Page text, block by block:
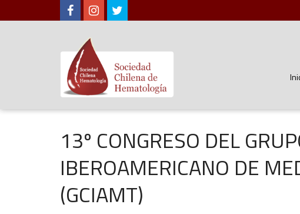
13º CONGRESO DEL
IBEROAMERICANO DE
(GCIAMT)